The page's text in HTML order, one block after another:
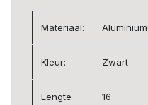
Materiaal: Aluminium
Kleur: Zwart
Lengte
16